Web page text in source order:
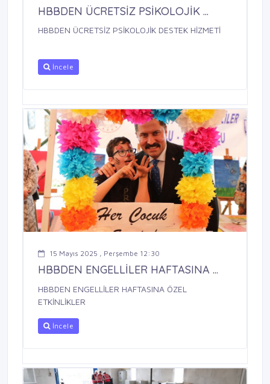
HBBDEN ÜCRETSİZ PSİKOLOJİK ...
HBBDEN ÜCRETSİZ PSİKOLOJİK DESTEK HİZMETİ
İncele
15 Mayıs 2025 , Perşembe 12:30
HBBDEN ENGELLİLER HAFTASINA ...
HBBDEN ENGELLİLER HAFTASINA ÖZEL
ETKİNLİKLER
İncele